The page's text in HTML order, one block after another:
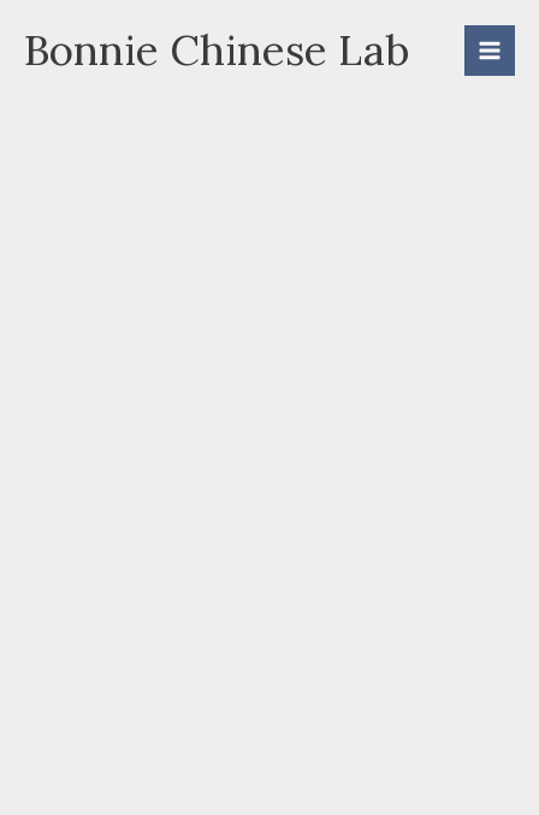
Bonnie Chinese Lab